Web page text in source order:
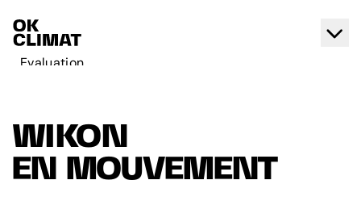
Evaluation
Contact
Français
WIKON
EN MOUVEMENT